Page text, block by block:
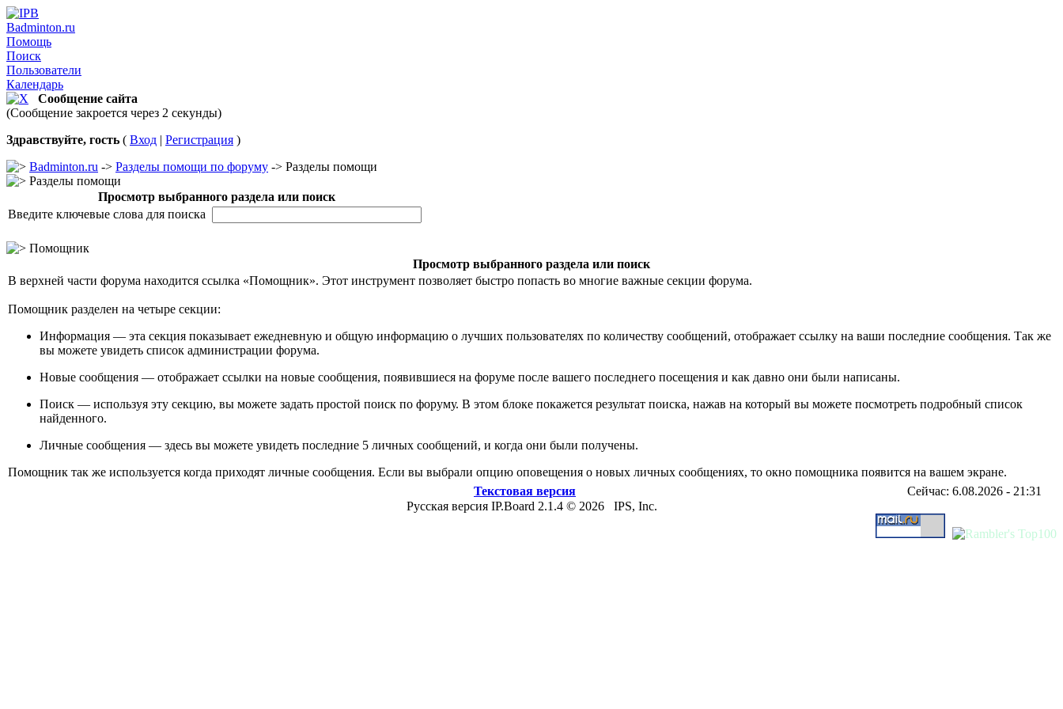
Badminton.ru
Помощь
Поиск
Пользователи
Календарь
Сообщение сайта
(Сообщение закроется через 2 секунды)
Здравствуйте, гость ( Вход | Регистрация )
Badminton.ru -> Разделы помощи по форуму -> Разделы помощи
Разделы помощи
Просмотр выбранного раздела или поиск
Введите ключевые слова для поиска
Помощник
Просмотр выбранного раздела или поиск
В верхней части форума находится ссылка «Помощник». Этот инструмент позволяет быстро попасть во многие важные секции форума.
Помощник разделен на четыре секции:
Информация — эта секция показывает ежедневную и общую информацию о лучших пользователях по количеству сообщений, отображает ссылку на ваши последние сообщения. Так же
вы можете увидеть список администрации форума.
Новые сообщения — отображает ссылки на новые сообщения, появившиеся на форуме после вашего последнего посещения и как давно они были написаны.
Поиск — используя эту секцию, вы можете задать простой поиск по форуму. В этом блоке покажется результат поиска, нажав на который вы можете посмотреть подробный список
найденного.
Личные сообщения — здесь вы можете увидеть последние 5 личных сообщений, и когда они были получены.
Помощник так же используется когда приходят личные сообщения. Если вы выбрали опцию оповещения о новых личных сообщениях, то окно помощника появится на вашем экране.
Текстовая версия
Сейчас: 6.08.2026 - 21:31
Русская версия IP.Board 2.1.4 © 2026 IPS, Inc.